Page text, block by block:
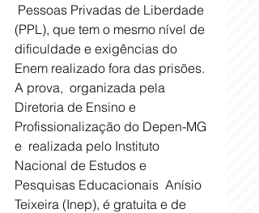
Pessoas Privadas de Liberdade
(PPL), que tem o mesmo nível de
dificuldade e exigências do
Enem realizado fora das prisões.
A prova,  organizada pela
Diretoria de Ensino e
Profissionalização do Depen-MG
e  realizada pelo Instituto
Nacional de Estudos e
Pesquisas Educacionais  Anísio
Teixeira (Inep), é gratuita e de